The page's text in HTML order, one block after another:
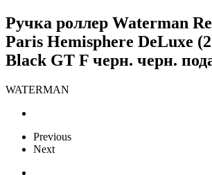
Ручка роллер Waterman
Paris Hemisphere DeLuxe
Black GT F черн. черн.
WATERMAN
Previous
Next